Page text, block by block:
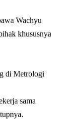
Wachyu
khususnya
di Metrologi
sama